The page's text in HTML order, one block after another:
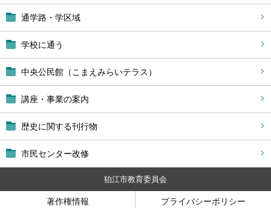
通学路・学区域
学校に通う
中央公民館（こまえみらいテラス）
講座・事業の案内
歴史に関する刊行物
市民センター改修
狛江市教育委員会
著作権情報 プライバシーポリシー